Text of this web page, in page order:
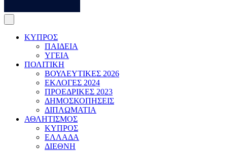
ΚΥΠΡΟΣ
ΠΑΙΔΕΙΑ
ΥΓΕΙΑ
ΠΟΛΙΤΙΚΗ
ΒΟΥΛΕΥΤΙΚΕΣ 2026
ΕΚΛΟΓΕΣ 2024
ΠΡΟΕΔΡΙΚΕΣ 2023
ΔΗΜΟΣΚΟΠΗΣΕΙΣ
ΔΙΠΛΩΜΑΤΙΑ
ΑΘΛΗΤΙΣΜΟΣ
ΚΥΠΡΟΣ
ΕΛΛΑΔΑ
ΔΙΕΘΝΗ